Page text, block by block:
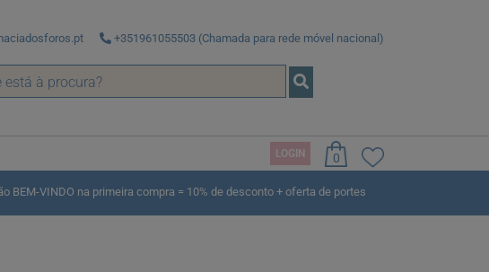
+351961055503 (Chamada para rede móvel nacional)
LOGIN 0
BEM-VINDO na primeira compra = 10% de desconto + oferta de portes